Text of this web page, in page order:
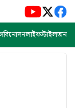
বিনোদনলাইফস্টাইল